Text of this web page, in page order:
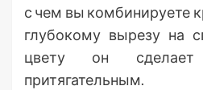
с чем вы комбинируете
глубокому вырезу на
цвету он
притягательным.